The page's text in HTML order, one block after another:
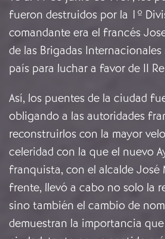
fueron destruidos por la 1º
comandante era el francés
de las Brigadas Internacionales
país para luchar a favor de II
Así, los puentes de la ciudad
obligando a las autoridades
reconstruirlos con la mayor
celeridad con la que el nuevo
franquista, con el alcalde José
frente, llevó a cabo no solo la
sino también el cambio de
demuestran la importancia